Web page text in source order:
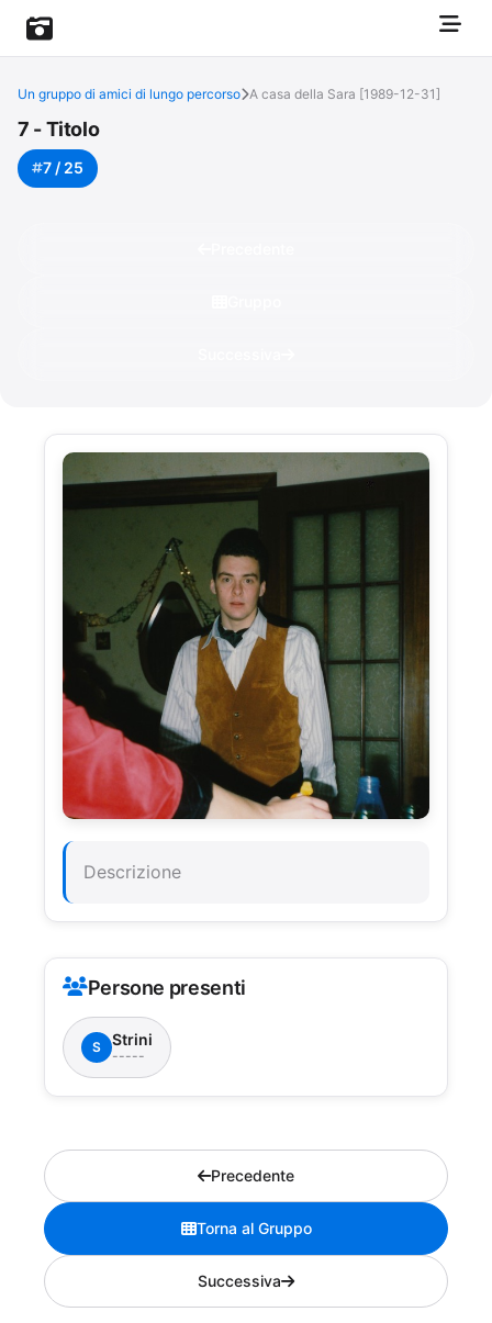
Un gruppo di amici di lungo percorso A casa della Sara [1989-12-31]
7 - Titolo
7 / 25
Descrizione
Persone presenti
S Strini
-----
Precedente
Torna al Gruppo
Successiva